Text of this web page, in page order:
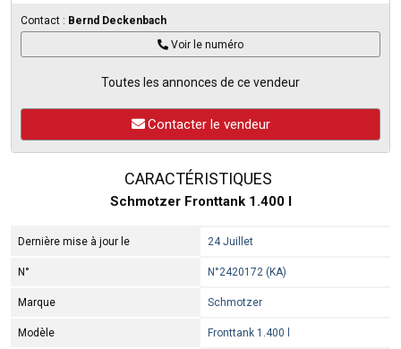
Contact : Bernd Deckenbach
Voir le numéro
Toutes les annonces de ce vendeur
Contacter le vendeur
CARACTÉRISTIQUES
Schmotzer Fronttank 1.400 l
Dernière mise à jour le 24 Juillet
N° N°2420172 (KA)
Marque Schmotzer
Modèle Fronttank 1.400 l